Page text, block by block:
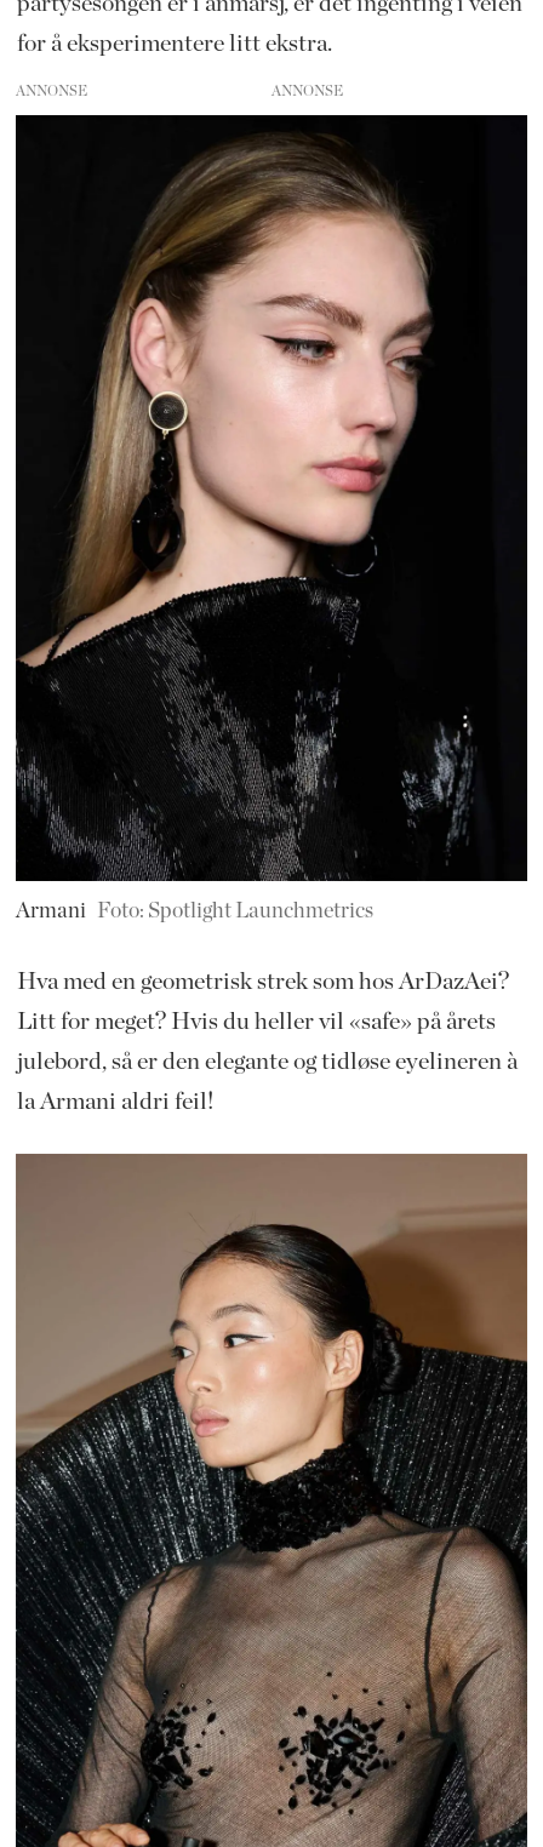
for å eksperimentere litt ekstra.
ANNONSE
Armani Foto: Spotlight Launchmetrics
Hva med en geometrisk strek som hos ArDazAei?
Litt for meget? Hvis du heller vil «safe» på årets
julebord, så er den elegante og tidløse eyelineren à
la Armani aldri feil!